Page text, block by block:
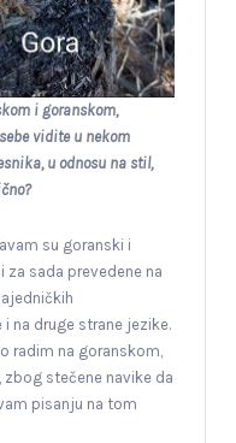
i goranskom,
vidite u nekom
u odnosu na stil,
su goranski i
sada prevedene na
na druge strane jezike.
radim na goranskom,
stečene navike da
pisanju na tom